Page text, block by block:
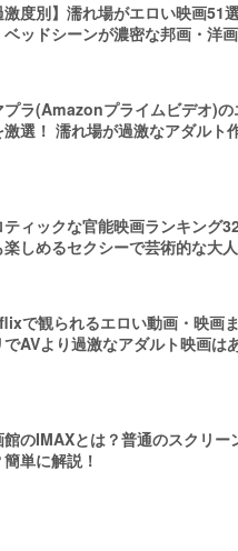
激度別】濡れ場がエロい映画51
ベッドシーンが濃密な邦画・洋画
プラ(Amazonプライムビデオ)
激選！ 濡れ場が過激なアダルト
ティックな官能映画ランキング
楽しめるセクシーで芸術的な大
で観られるエロい動画・映画
でAVより過激なアダルト映画は
館のIMAXとは？普通のスクリー
簡単に解説！